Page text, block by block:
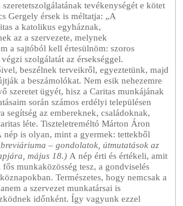
tevékenységét e kötet
Gergely érsek is méltatja: „A
a katolikus egyháznak,
az a szervezete, melynek
a sajtóból kell értesülnöm: szoros
szolgálatát az érsekséggel.
beszélnek terveikről, egyeztetünk, majd
a beszámolókat. Nem esik nehezemre
szeretet ügyét, hisz a Caritas munkájának
során számos erdélyi településen
segítség az embereknek, családoknak,
léte. Tiszteletreméltó Márton Áron
nép is olyan, mint a gyermek: tettekből
– gondolatok, útmutatások az
május 18.) A nép érti és értékeli, amit
munkaközösség tesz, a gondviselés
Természetes, hogy nemcsak a
a szervezet munkatársai is
időnként. Így vagyunk ezzel